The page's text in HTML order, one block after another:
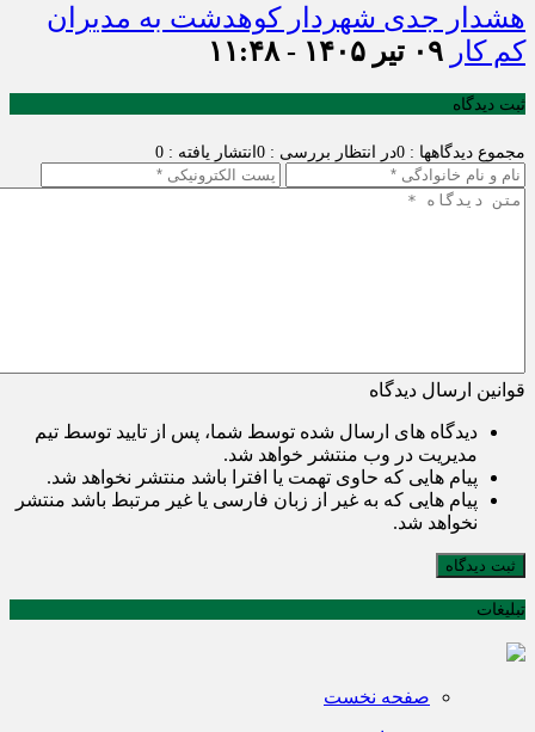
هشدار جدی شهردار کوهدشت به مدیران
کم کار ۰۹ تیر ۱۴۰۵ - ۱۱:۴۸
ثبت دیدگاه
مجموع دیدگاهها : 0 در انتظار بررسی : 0 انتشار یافته : 0
قوانین ارسال دیدگاه
دیدگاه های ارسال شده توسط شما، پس از تایید توسط تیم
مدیریت در وب منتشر خواهد شد.
پیام هایی که حاوی تهمت یا افترا باشد منتشر نخواهد شد.
پیام هایی که به غیر از زبان فارسی یا غیر مرتبط باشد منتشر
نخواهد شد.
ثبت دیدگاه
تبلیغات
صفحه نخست